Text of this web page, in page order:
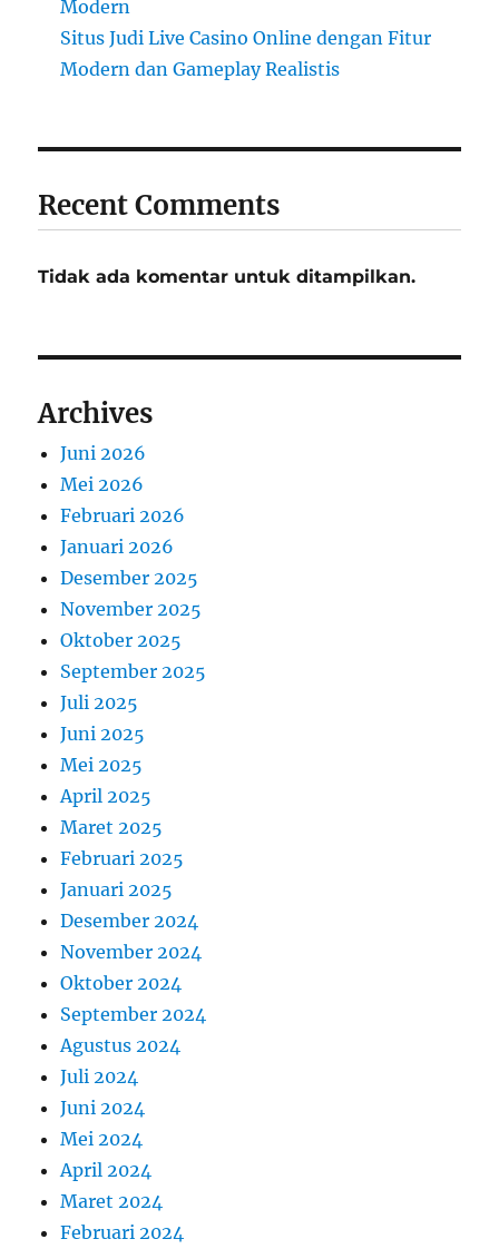
Modern
Situs Judi Live Casino Online dengan Fitur
Modern dan Gameplay Realistis
Recent Comments
Tidak ada komentar untuk ditampilkan.
Archives
Juni 2026
Mei 2026
Februari 2026
Januari 2026
Desember 2025
November 2025
Oktober 2025
September 2025
Juli 2025
Juni 2025
Mei 2025
April 2025
Maret 2025
Februari 2025
Januari 2025
Desember 2024
November 2024
Oktober 2024
September 2024
Agustus 2024
Juli 2024
Juni 2024
Mei 2024
April 2024
Maret 2024
Februari 2024